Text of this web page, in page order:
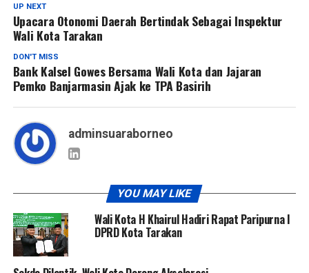
UP NEXT
Upacara Otonomi Daerah Bertindak Sebagai Inspektur
Wali Kota Tarakan
DON'T MISS
Bank Kalsel Gowes Bersama Wali Kota dan Jajaran
Pemko Banjarmasin Ajak ke TPA Basirih
adminsuaraborneo
YOU MAY LIKE
Wali Kota H Khairul Hadiri Rapat Paripurna I
DPRD Kota Tarakan